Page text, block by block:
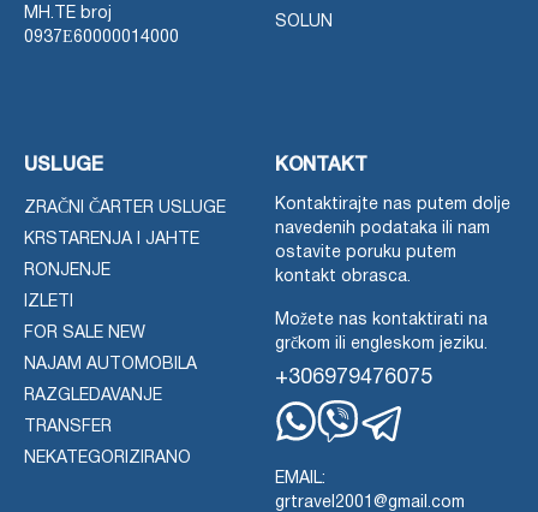
MH.TE broj
0937Ε60000014000
SOLUN
USLUGE
ZRAČNI ČARTER USLUGE
KRSTARENJA I JAHTE
RONJENJE
IZLETI
FOR SALE NEW
NAJAM AUTOMOBILA
RAZGLEDAVANJE
TRANSFER
NEKATEGORIZIRANO
KONTAKT
Kontaktirajte nas putem dolje
navedenih podataka ili nam
ostavite poruku putem
kontakt obrasca.
Možete nas kontaktirati na
grčkom ili engleskom jeziku.
+306979476075
EMAIL:
grtravel2001@gmail.com